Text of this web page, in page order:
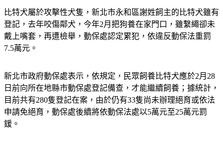
比特犬屬於攻擊性犬隻，新北市永和區謝姓飼主的比特犬雖有
登記，去年咬傷鄰犬，今年2月把狗養在家門口，雖繫繩卻未
戴上嘴套，再遭檢舉，動保處認定累犯，依違反動保法重罰
7.5萬元。
新北市政府動保處表示，依規定，民眾飼養比特犬應於2月28
日前向所在地縣市動保處登記備查，才能繼續飼養；據統計，
目前共有280隻登記在案，由於仍有33隻尚未辦理絕育或依法
申請免絕育，動保處後續將依動保法處以5萬元至25萬元罰
鍰。